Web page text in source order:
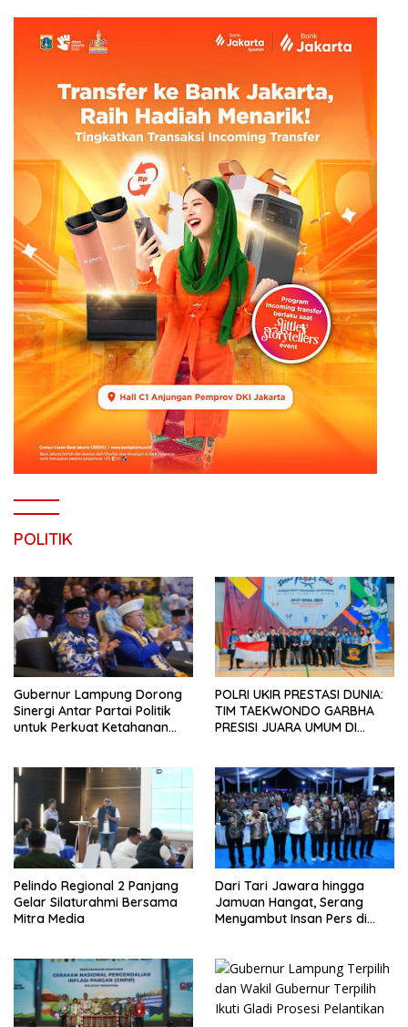
POLITIK
Gubernur Lampung Dorong
Sinergi Antar Partai Politik
untuk Perkuat Ketahanan
POLRI UKIR PRESTASI DUNIA:
TIM TAEKWONDO GARBHA
PRESISI JUARA UMUM DI
Pelindo Regional 2 Panjang
Gelar Silaturahmi Bersama
Mitra Media
Dari Tari Jawara hingga
Jamuan Hangat, Serang
Menyambut Insan Pers di